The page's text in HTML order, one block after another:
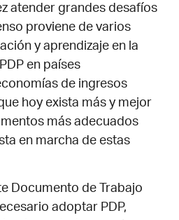
atender grandes desafíos
proviene de varios
y aprendizaje en la
en países
de ingresos
hoy exista más y mejor
más adecuados
en marcha de estas
Documento de Trabajo
adoptar PDP,